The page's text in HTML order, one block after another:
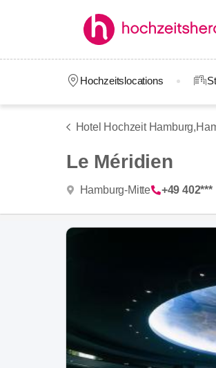
Hochzeitslocations
Hotel Hochzeit Hamburg,
Le Méridien
Hamburg-Mitte +49 402***